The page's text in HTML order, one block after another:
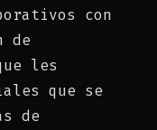
con
de
les
que se
de